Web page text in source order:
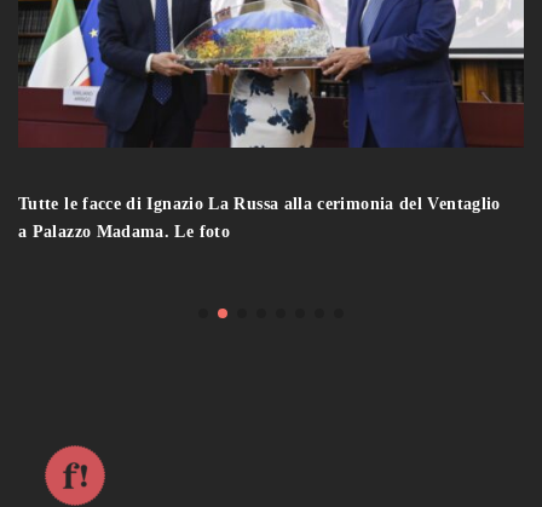
Tutte le facce di Ignazio La Russa alla cerimonia del Ventaglio
a Palazzo Madama. Le foto